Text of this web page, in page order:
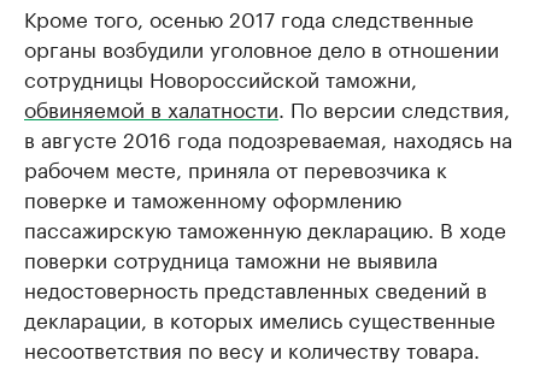
Кроме того, осенью 2017 года следственные
органы возбудили уголовное дело в отношении
сотрудницы Новороссийской таможни,
обвиняемой в халатности. По версии следствия,
в августе 2016 года подозреваемая, находясь на
рабочем месте, приняла от перевозчика к
поверке и таможенному оформлению
пассажирскую таможенную декларацию. В ходе
поверки сотрудница таможни не выявила
недостоверность представленных сведений в
декларации, в которых имелись существенные
несоответствия по весу и количеству товара.